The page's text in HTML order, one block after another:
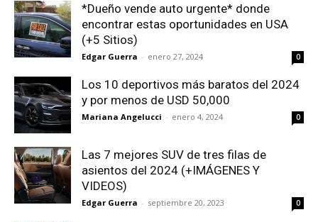
*Dueño vende auto urgente* donde
encontrar estas oportunidades en USA
(+5 Sitios)
Edgar Guerra - enero 27, 2024 0
Los 10 deportivos más baratos del 2024
y por menos de USD 50,000
Mariana Angelucci - enero 4, 2024 0
Las 7 mejores SUV de tres filas de
asientos del 2024 (+IMÁGENES Y
VIDEOS)
Edgar Guerra - septiembre 20, 2023 0